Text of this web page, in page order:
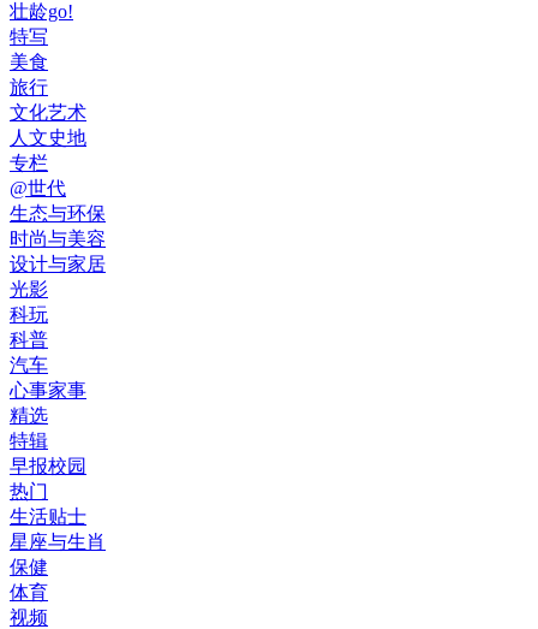
壮龄go!
特写
美食
旅行
文化艺术
人文史地
专栏
@世代
生态与环保
时尚与美容
设计与家居
光影
科玩
科普
汽车
心事家事
精选
特辑
早报校园
热门
生活贴士
星座与生肖
保健
体育
视频